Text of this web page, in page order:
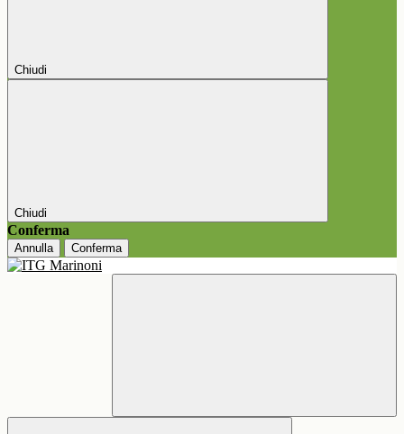
Chiudi
Chiudi
Conferma
Annulla Conferma